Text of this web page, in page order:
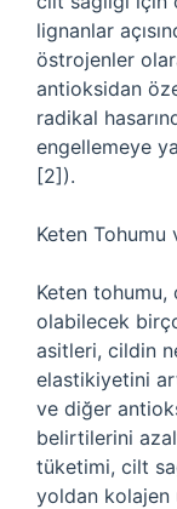
lignanlar
östrojenler
antioksidan
radikal
engellemeye
[2]).
Keten Tohumu
Keten tohumu,
olabilecek
asitleri, cildin
elastikiyetini
ve diğer
belirtilerini
tüketimi, cilt
yoldan kolajen